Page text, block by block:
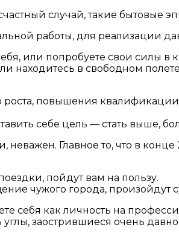
случай, такие бытовые
работы, для реализации
или попробуете свои силы в
находитесь в свободном
роста, повышения
себе цель — стать выше,
неважен. Главное то, что в
пойдут вам на пользу.
чужого города, произойдут
себя как личность на
заострившиеся очень